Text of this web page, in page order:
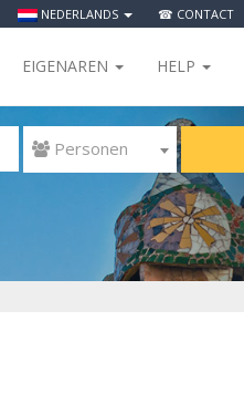
NEDERLANDS ☎ CONTACT
EIGENAREN HELP
 Personen